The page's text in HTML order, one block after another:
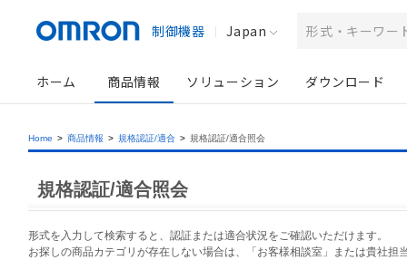
制御機器 Japan
ホーム 商品情報 ソリューション ダウンロード
Home > 商品情報 > 規格認証/適合 > 規格認証/適合照会
規格認証/適合照会
形式を入力して検索すると、認証または適合状況をご確認いただけます。
お探しの商品カテゴリが存在しない場合は、「お客様相談室」または貴社担